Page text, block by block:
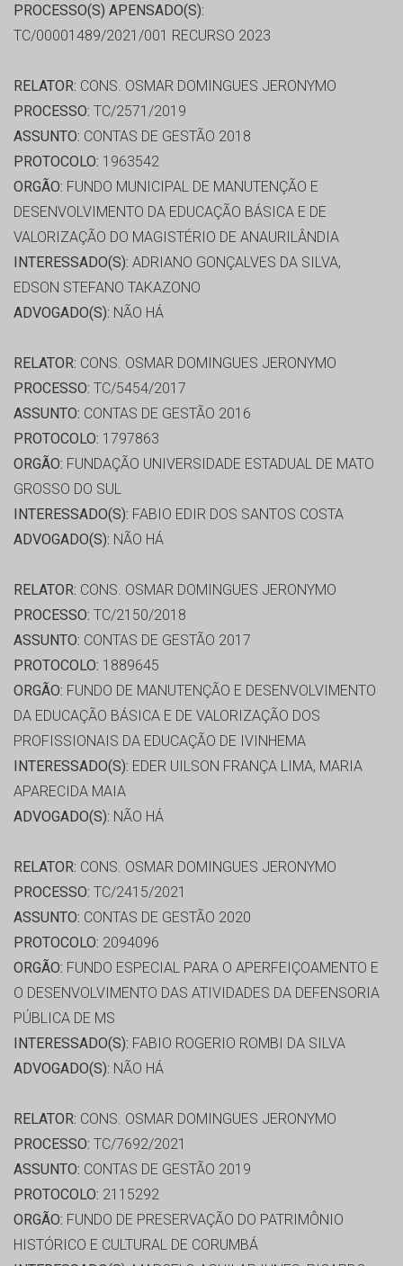
PROCESSO(S) APENSADO(S):
TC/00001489/2021/001 RECURSO 2023
RELATOR: CONS. OSMAR DOMINGUES JERONYMO
PROCESSO: TC/2571/2019
ASSUNTO: CONTAS DE GESTÃO 2018
PROTOCOLO: 1963542
ORGÃO: FUNDO MUNICIPAL DE MANUTENÇÃO E
DESENVOLVIMENTO DA EDUCAÇÃO BÁSICA E DE
VALORIZAÇÃO DO MAGISTÉRIO DE ANAURILÂNDIA
INTERESSADO(S): ADRIANO GONÇALVES DA SILVA,
EDSON STEFANO TAKAZONO
ADVOGADO(S): NÃO HÁ
RELATOR: CONS. OSMAR DOMINGUES JERONYMO
PROCESSO: TC/5454/2017
ASSUNTO: CONTAS DE GESTÃO 2016
PROTOCOLO: 1797863
ORGÃO: FUNDAÇÃO UNIVERSIDADE ESTADUAL DE MATO
GROSSO DO SUL
INTERESSADO(S): FABIO EDIR DOS SANTOS COSTA
ADVOGADO(S): NÃO HÁ
RELATOR: CONS. OSMAR DOMINGUES JERONYMO
PROCESSO: TC/2150/2018
ASSUNTO: CONTAS DE GESTÃO 2017
PROTOCOLO: 1889645
ORGÃO: FUNDO DE MANUTENÇÃO E DESENVOLVIMENTO
DA EDUCAÇÃO BÁSICA E DE VALORIZAÇÃO DOS
PROFISSIONAIS DA EDUCAÇÃO DE IVINHEMA
INTERESSADO(S): EDER UILSON FRANÇA LIMA, MARIA
APARECIDA MAIA
ADVOGADO(S): NÃO HÁ
RELATOR: CONS. OSMAR DOMINGUES JERONYMO
PROCESSO: TC/2415/2021
ASSUNTO: CONTAS DE GESTÃO 2020
PROTOCOLO: 2094096
ORGÃO: FUNDO ESPECIAL PARA O APERFEIÇOAMENTO E
O DESENVOLVIMENTO DAS ATIVIDADES DA DEFENSORIA
PÚBLICA DE MS
INTERESSADO(S): FABIO ROGERIO ROMBI DA SILVA
ADVOGADO(S): NÃO HÁ
RELATOR: CONS. OSMAR DOMINGUES JERONYMO
PROCESSO: TC/7692/2021
ASSUNTO: CONTAS DE GESTÃO 2019
PROTOCOLO: 2115292
ORGÃO: FUNDO DE PRESERVAÇÃO DO PATRIMÔNIO
HISTÓRICO E CULTURAL DE CORUMBÁ